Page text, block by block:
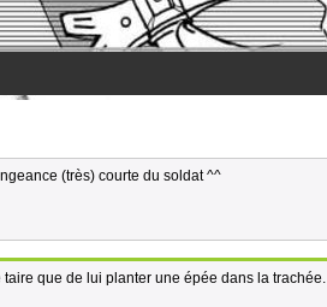
(très) courte du soldat ^^
que de lui planter une épée dans la trachée.